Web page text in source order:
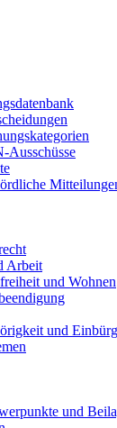
Ausschüsse
Arbeit
und Wohnen
und
und